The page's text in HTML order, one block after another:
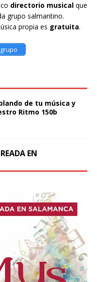
directorio musical que
grupo salmantino.
propia es gratuita.
de tu música y
Ritmo 150b
EN